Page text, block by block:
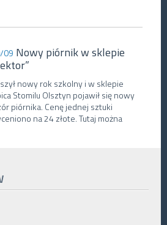
09 Nowy piórnik w sklepie
nowy rok szkolny i w sklepie
Stomilu Olsztyn pojawił się nowy
piórnika. Cenę jednej sztuki
na 24 złote. Tutaj można